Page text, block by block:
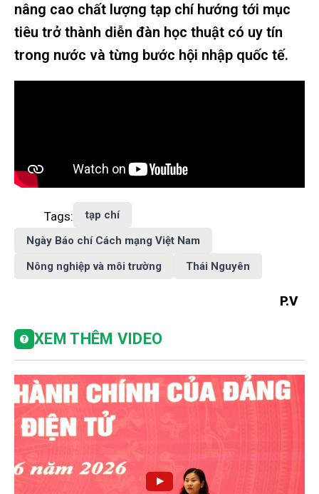
nâng cao chất lượng tạp chí hướng tới mục
tiêu trở thành diễn đàn học thuật có uy tín
trong nước và từng bước hội nhập quốc tế.
Tags:
tạp chí
Ngày Báo chí Cách mạng Việt Nam
Nông nghiệp và môi trường
Thái Nguyên
P.V
XEM THÊM VIDEO